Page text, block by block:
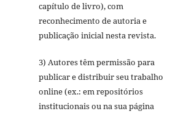
capítulo de livro), com
reconhecimento de autoria e
publicação inicial nesta revista.
3) Autores têm permissão para
publicar e distribuir seu trabalho
online (ex.: em repositórios
institucionais ou na sua página